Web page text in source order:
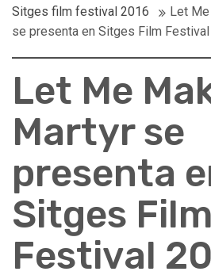
Sitges film festival 2016
Let
se presenta en Sitges Film
Let Me
Martyr se
presenta
Sitges Film
Festival